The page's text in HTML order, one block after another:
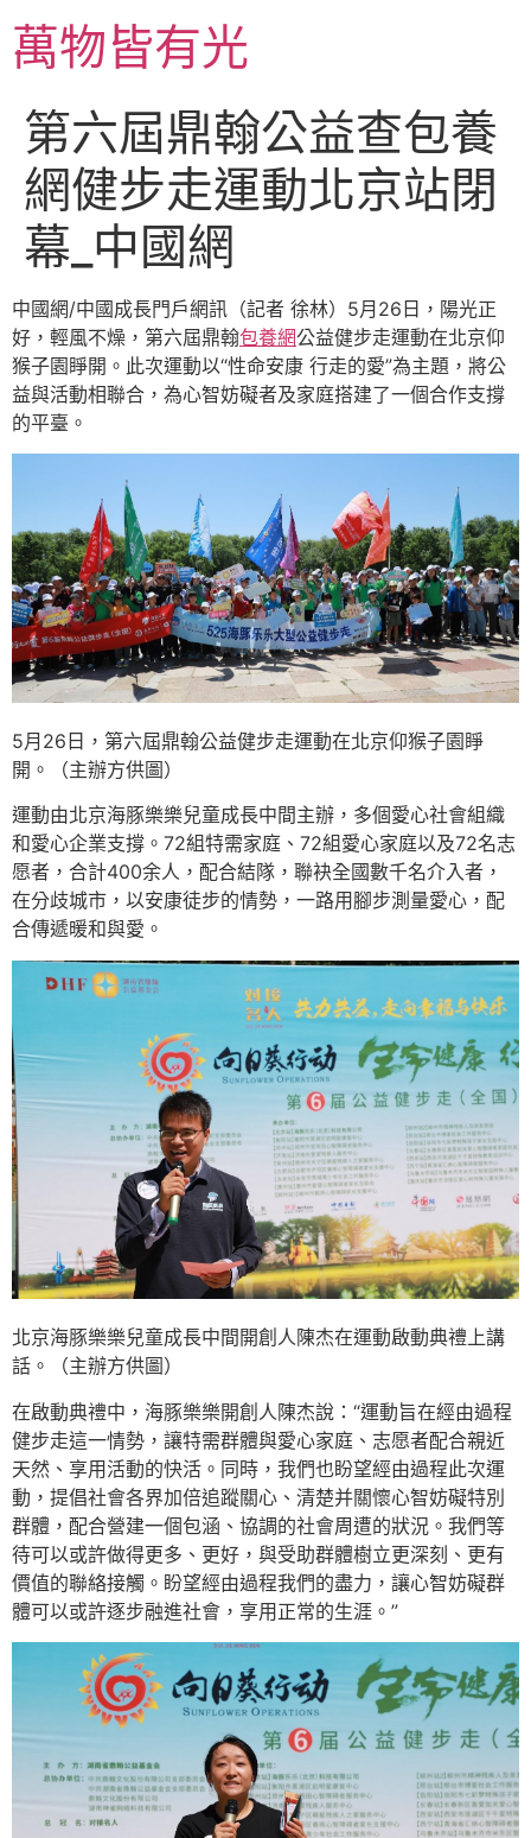
主萬物皆有光
第六屆鼎翰公益查包養
網健步走運動北京站閉
幕_中國網
中國網/中國成長門戶網訊（記者 徐林）5月26日，陽光正
好，輕風不燥，第六屆鼎翰包養網公益健步走運動在北京仰
猴子園睜開。此次運動以“性命安康 行走的愛”為主題，將公
益與活動相聯合，為心智妨礙者及家庭搭建了一個合作支撐
的平臺。
5月26日，第六屆鼎翰公益健步走運動在北京仰猴子園睜
開。（主辦方供圖）
運動由北京海豚樂樂兒童成長中間主辦，多個愛心社會組織
和愛心企業支撐。72組特需家庭、72組愛心家庭以及72名志
愿者，合計400余人，配合結隊，聯袂全國數千名介入者，
在分歧城市，以安康徒步的情勢，一路用腳步測量愛心，配
合傳遞暖和與愛。
北京海豚樂樂兒童成長中間開創人陳杰在運動啟動典禮上講
話。（主辦方供圖）
在啟動典禮中，海豚樂樂開創人陳杰說：“運動旨在經由過程
健步走這一情勢，讓特需群體與愛心家庭、志愿者配合親近
天然、享用活動的快活。同時，我們也盼望經由過程此次運
動，提倡社會各界加倍追蹤關心、清楚并關懷心智妨礙特別
群體，配合營建一個包涵、協調的社會周遭的狀況。我們等
待可以或許做得更多、更好，與受助群體樹立更深刻、更有
價值的聯絡接觸。盼望經由過程我們的盡力，讓心智妨礙群
體可以或許逐步融進社會，享用正常的生涯。”